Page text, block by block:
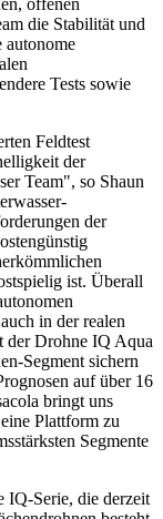
die Stabilität und
autonome
Tests sowie
Feldtest
der
Team", so Shaun
der
ist. Überall
in der realen
der Drohne IQ Aqua
Segment sichern
auf über 16
bringt uns
Plattform zu
Segmente
Serie, die derzeit